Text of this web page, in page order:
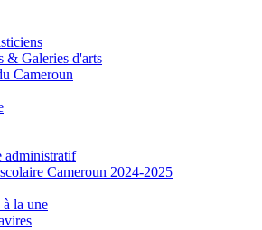
& Galeries d'arts
Cameroun
administratif
Cameroun 2024-2025
à la une